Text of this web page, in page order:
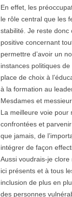
En effet, les
le rôle central que les
stabilité. Je reste donc
positive concernant
permettre d’avoir un
instances politiques
place de choix à
à la formation au
Mesdames et
La meilleure voie pour
confrontées et
que jamais, de
intégrer de façon
Aussi voudrais-je
ici présents et à tous
inclusion de plus en
des personnes